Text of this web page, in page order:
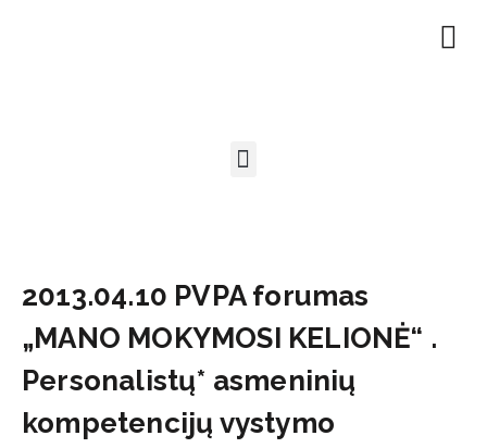
2013.04.10 PVPA forumas
„MANO MOKYMOSI KELIONĖ“ .
Personalistų* asmeninių
kompetencijų vystymo